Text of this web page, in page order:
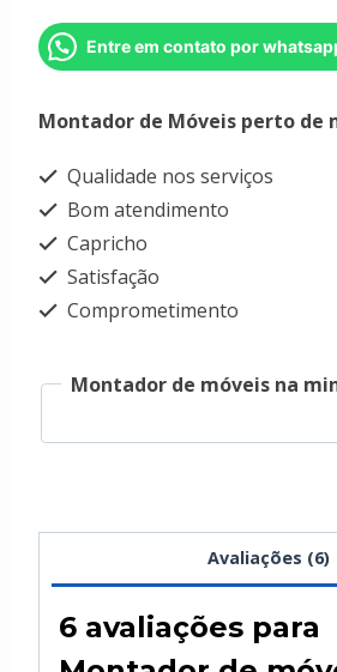
Entre em contato por
Montador de Móveis perto de
Qualidade nos serviços
Bom atendimento
Capricho
Satisfação
Comprometimento
Montador de móveis na
Avaliações (6)
6 avaliações para